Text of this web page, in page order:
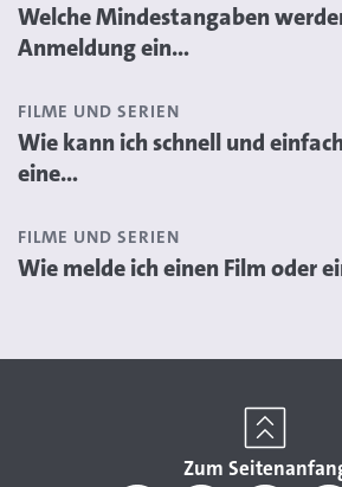
Welche Mindestangaben
Anmeldung ein...
FILME UND SERIEN
Wie kann ich schnell und
eine...
FILME UND SERIEN
Wie melde ich einen Film oder
Zum